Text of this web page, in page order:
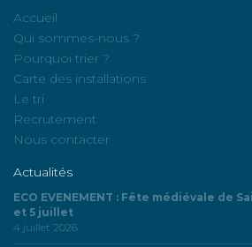
Accueil
Qui sommes-nous ?
Pourquoi trier ?
Carte des installations
Le tri
Recrutement
Nous contacter
Actualités
ECO EVENEMENT : Fête médiévale de
et 5 juillet
4 juillet 2026